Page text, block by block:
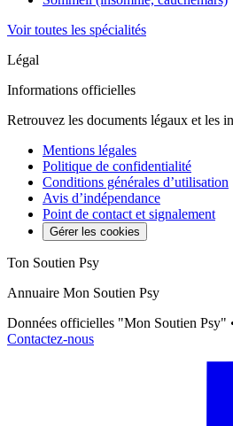
Voir toutes les spécialités
Légal
Informations officielles
Retrouvez les documents légaux et les
Mentions légales
Politique de confidentialité
Conditions générales d’utilisation
Avis d’indépendance
Point de contact et signalement
Gérer les cookies
Ton Soutien Psy
Annuaire Mon Soutien Psy
Données officielles "Mon Soutien Psy"
Contactez-nous